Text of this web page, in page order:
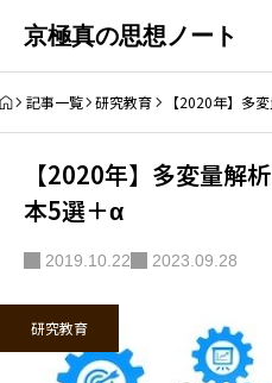
京極真の思想ノート
記事一覧 研究教育 【2020年】多
【2020年】多変量解
本5選＋α
2019.10.22 2023.09.28
研究教育